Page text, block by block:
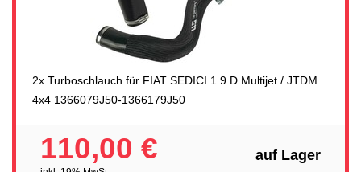
2x Turboschlauch für FIAT SEDICI 1.9 D Multijet / JTDM
4x4 1366079J50-1366179J50
110,00 € auf Lager